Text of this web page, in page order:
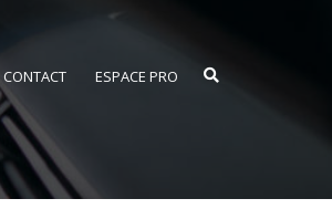
CONTACT ESPACE PRO